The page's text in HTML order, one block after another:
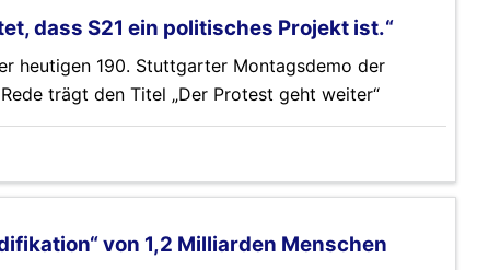
dass S21 ein politisches Projekt ist.“
heutigen 190. Stuttgarter Montagsdemo der
trägt den Titel „Der Protest geht weiter“
von 1,2 Milliarden Menschen